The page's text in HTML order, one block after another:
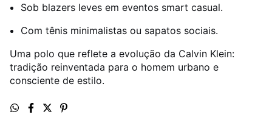
Sob blazers leves em eventos smart casual.
Com tênis minimalistas ou sapatos sociais.
Uma polo que reflete a evolução da Calvin Klein:
tradição reinventada para o homem urbano e
consciente de estilo.